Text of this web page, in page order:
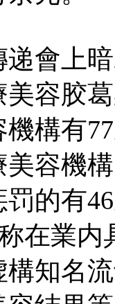
會上
美容胶
構有
美容機
罚的有
在業
構知名